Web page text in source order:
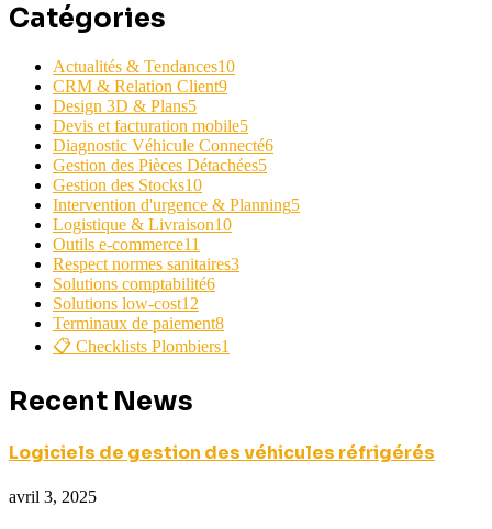
Catégories
Actualités & Tendances10
CRM & Relation Client9
Design 3D & Plans5
Devis et facturation mobile5
Diagnostic Véhicule Connecté6
Gestion des Pièces Détachées5
Gestion des Stocks10
Intervention d'urgence & Planning5
Logistique & Livraison10
Outils e-commerce11
Respect normes sanitaires3
Solutions comptabilité6
Solutions low-cost12
Terminaux de paiement8
📋 Checklists Plombiers1
Recent News
Logiciels de gestion des véhicules réfrigérés
avril 3, 2025